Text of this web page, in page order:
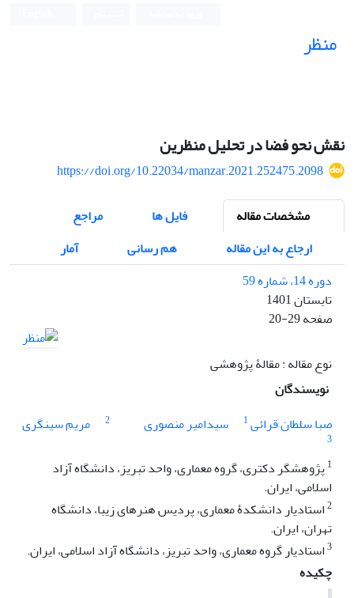
منظر
نقش نحو فضا در تحلیل منظرین
https://doi.org/10.22034/manzar.2021.252475.2098
مشخصات مقاله
فایل ها
مراجع
ارجاع به این مقاله
هم رسانی
آمار
دوره 14، شماره 59
تابستان 1401
صفحه20-29
نوع مقاله : مقالۀ پژوهشی
نویسندگان
صبا سلطان قرائی1 سیدامیر منصوری 2 مریم سینگری
3
1پژوهشگر دکتری، گروه معماری، واحد تبریز، دانشگاه آزاد
اسلامی، ایران.
2استادیار دانشکدۀ معماری، پردیس هنرهای زیبا، دانشگاه
تهران، ایران.
3استادیار گروه معماری، واحد تبریز، دانشگاه آزاد اسلامی، ایران.
چکیده